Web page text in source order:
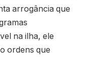
arrogância que
na ilha, ele
ordens que